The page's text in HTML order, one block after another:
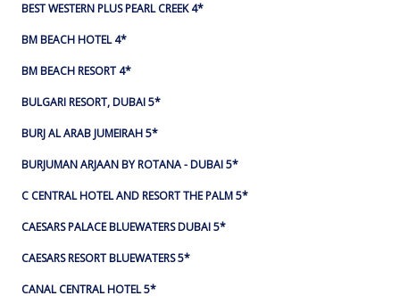
BEST WESTERN PLUS PEARL CREEK 4*
BM BEACH HOTEL 4*
BM BEACH RESORT 4*
BULGARI RESORT, DUBAI 5*
BURJ AL ARAB JUMEIRAH 5*
BURJUMAN ARJAAN BY ROTANA - DUBAI 5*
C CENTRAL HOTEL AND RESORT THE PALM 5*
CAESARS PALACE BLUEWATERS DUBAI 5*
CAESARS RESORT BLUEWATERS 5*
CANAL CENTRAL HOTEL 5*